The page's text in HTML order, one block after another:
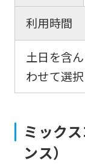
利用時間
土日を含
わせて選
ミック
ンス）